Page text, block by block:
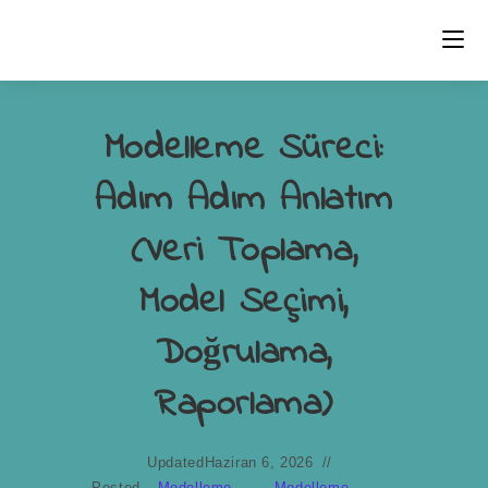
Modelleme Süreci:
Adım Adım Anlatım
(Veri Toplama,
Model Seçimi,
Doğrulama,
Raporlama)
Updated Haziran 6, 2026